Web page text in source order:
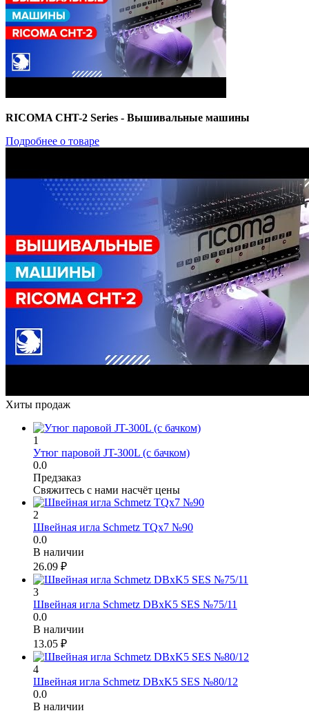
RICOMA CHT-2 Series - Вышивальные машины
Подробнее о товаре
Хиты продаж
1
Утюг паровой JT-300L (с бачком)
0.0
Предзаказ
Свяжитесь с нами насчёт цены
2
Швейная игла Schmetz TQx7 №90
0.0
В наличии
26.09 ₽
3
Швейная игла Schmetz DBxK5 SES №75/11
0.0
В наличии
13.05 ₽
4
Швейная игла Schmetz DBxK5 SES №80/12
0.0
В наличии